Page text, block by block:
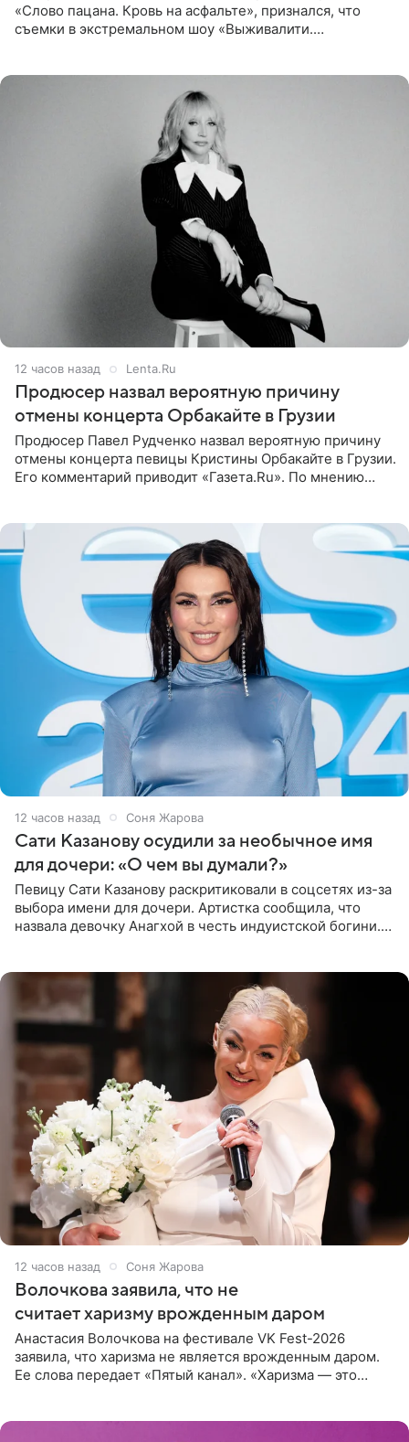
«Слово пацана. Кровь на асфальте», признался, что
съемки в экстремальном шоу «Выживалити.
12 часов назад Lenta.Ru
Продюсер назвал вероятную причину
отмены концерта Орбакайте в Грузии
Продюсер Павел Рудченко назвал вероятную причину
отмены концерта певицы Кристины Орбакайте в Грузии.
Его комментарий приводит «Газета.Ru». По мнению
12 часов назад Соня Жарова
Сати Казанову осудили за необычное имя
для дочери: «О чем вы думали?»
Певицу Сати Казанову раскритиковали в соцсетях из-за
выбора имени для дочери. Артистка сообщила, что
назвала девочку Анагхой в честь индуистской богини.
12 часов назад Соня Жарова
Волочкова заявила, что не
считает харизму врожденным даром
Анастасия Волочкова на фестивале VK Fest-2026
заявила, что харизма не является врожденным даром.
Ее слова передает «Пятый канал». «Харизма — это